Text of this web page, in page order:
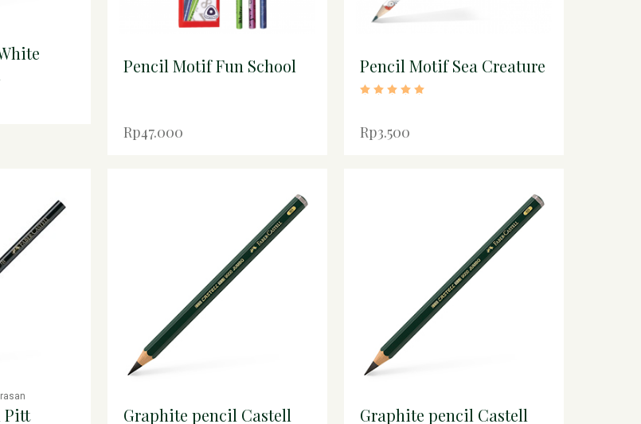
Pencil Motif Fun School
Rp47.000
Pencil Motif Sea Creature
Rp3.500
Pitt
Graphite pencil Castell
Graphite pencil Castell